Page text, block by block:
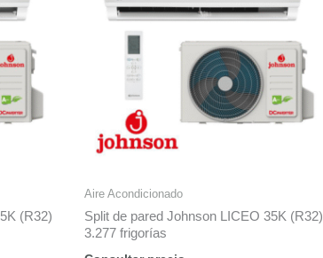
(R32)
Aire Acondicionado
Split de pared Johnson LICEO 35K (R32)
3.277 frigorías